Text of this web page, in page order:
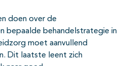
doen over de
bepaalde behandelstrategie in
moet aanvullend
Dit laatste leent zich